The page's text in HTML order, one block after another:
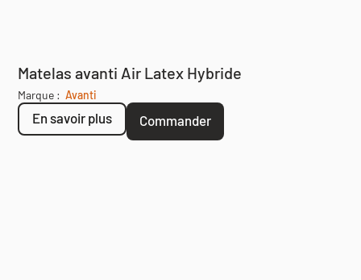
Matelas avanti Air Latex Hybride
Marque : Avanti
En savoir plus Commander